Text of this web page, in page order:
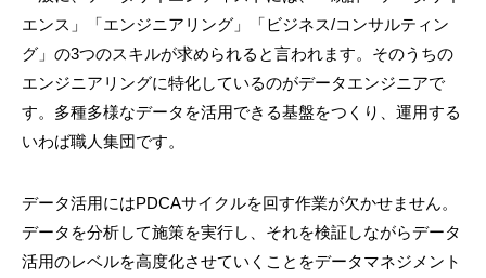
エンス」「エンジニアリング」「ビジネス/コンサルティン
グ」の3つのスキルが求められると言われます。そのうちの
エンジニアリングに特化しているのがデータエンジニアで
す。多種多様なデータを活用できる基盤をつくり、運用する
いわば職人集団です。
データ活用にはPDCAサイクルを回す作業が欠かせません。
データを分析して施策を実行し、それを検証しながらデータ
活用のレベルを高度化させていくことをデータマネジメント